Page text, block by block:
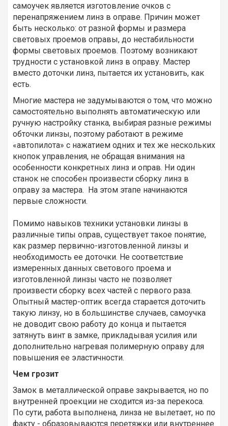
самоучек является изготовление очков с
перенапряжением линз в оправе. Причин может
быть несколько: от разной формы и размера
световых проемов оправы, до нестабильности
формы световых проемов. Поэтому возникают
трудности с установкой линз в оправу. Мастер
вместо доточки линз, пытается их установить, как
есть.
Многие мастера не задумываются о том, что можно
самостоятельно выполнять автоматическую или
ручную настройку станка, выбирая разные режимы
обточки линзы, поэтому работают в режиме
«автопилота» с нажатием одних и тех же нескольких
кнопок управления, не обращая внимания на
особенности конкретных линз и оправ. Ни один
станок не способен произвести сборку линз в
оправу за мастера. На этом этапе начинаются
первые сложности.
Помимо навыков техники установки линзы в
различные типы оправ, существует такое понятие,
как размер первично-изготовленной линзы и
необходимость ее доточки. Не соответствие
измеренных данных светового проема и
изготовленной линзы часто не позволяет
произвести сборку всех частей с первого раза.
Опытный мастер-оптик всегда старается доточить
такую линзу, но в большинстве случаев, самоучка
не доводит свою работу до конца и пытается
затянуть винт в замке, прикладывая усилия или
дополнительно нагревая полимерную оправу для
повышения ее эластичности.
Чем грозит
Замок в металлической оправе закрывается, но по
внутренней проекции не сходится из-за перекоса.
По сути, работа выполнена, линза не вылетает, но по
факту - образовываются перетяжки или внутреннее